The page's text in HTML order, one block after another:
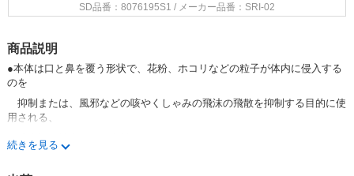
SD品番：8076195S1 / メーカー品番：SRI-02
商品説明
●本体は口と鼻を覆う形状で、花粉、ホコリなどの粒子が体内に侵入する
のを
抑制または、風邪などの咳やくしゃみの飛沫の飛散を抑制する目的に使
用される、
薬事法に該当しない商品です。
止すること
続きを見る